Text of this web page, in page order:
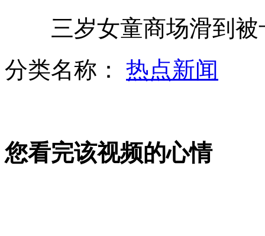
三岁女童商场滑到被
分类名称： 热点新闻
您看完该视频的心情